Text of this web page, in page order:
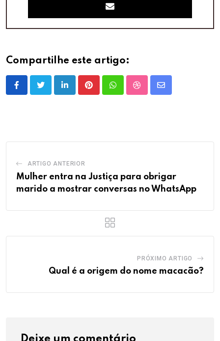
Compartilhe este artigo:
LinkedInPinterestWhatsappStumbleUpon
Share
ARTIGO ANTERIOR
Mulher entra na Justiça para obrigar
marido a mostrar conversas no WhatsApp
PRÓXIMO ARTIGO
Qual é a origem do nome macacão?